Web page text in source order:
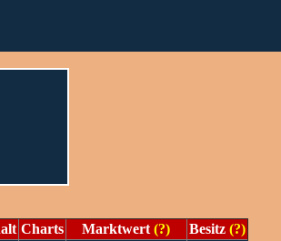
Charts Marktwert (?) Besitz(?)